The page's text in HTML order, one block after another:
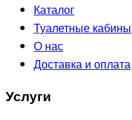
Каталог
Туалетные кабины
О нас
Доставка и оплата
Услуги